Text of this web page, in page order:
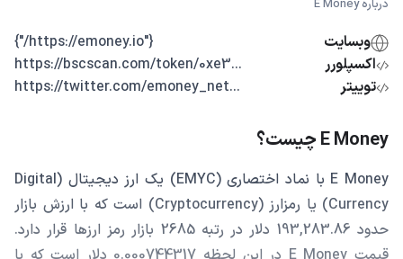
درباره E Money
وبسایت
{"https://emoney.io/"}
اکسپلورر
...https://bscscan.com/token/0xe3
توییتر
...https://twitter.com/emoney_net
E Money چیست؟
E Money با نماد اختصاری (EMYC) یک ارز دیجیتال (Digital
Currency) یا رمزارز (Cryptocurrency) است که با ارزش بازار
حدود 193,283.86 دلار در رتبه 2685 بازار رمز ارزها قرار دارد.